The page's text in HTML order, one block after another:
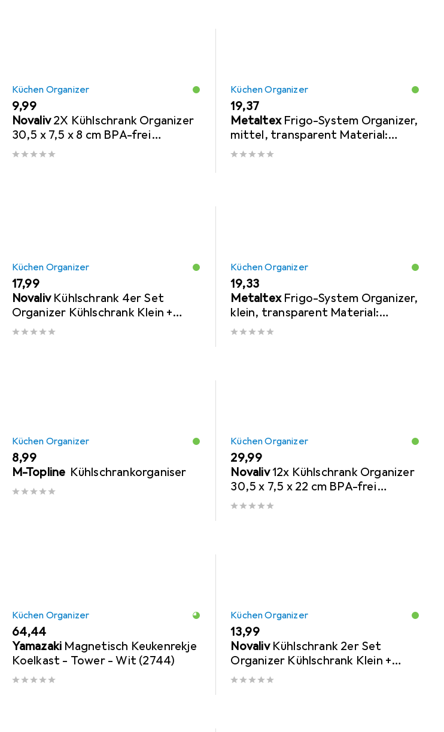
Küchen Organizer
EUR
9,99
Novaliv2X Kühlschrank Organizer
30,5 x 7,5 x 8 cm BPA-frei
Küchenordnung Made in Germany
Küchen Organizer
EUR
19,37
Metaltex Frigo-System Organizer,
mittel, transparent Material:
Polystyrene PS, zur Kühlschrank-
Küchen Organizer
EUR
17,99
Novaliv Kühlschrank 4er Set
Organizer Kühlschrank Klein +
Mittel BPA-frei Küchenordnung
Küchen Organizer
EUR
19,33
Metaltex Frigo-System Organizer,
klein, transparent Material:
Polystyrene PS, zur Kühlschrank-
Küchen Organizer
EUR
8,99
M-Topline Kühlschrankorganiser
Küchen Organizer
EUR
29,99
Novaliv 12x Kühlschrank Organizer
30,5 x 7,5 x 22 cm BPA-frei
Küchenordnung Made in Germany
Küchen Organizer
EUR
64,44
Yamazaki Magnetisch Keukenrekje
Koelkast - Tower - Wit (2744)
Küchen Organizer
EUR
13,99
Novaliv Kühlschrank 2er Set
Organizer Kühlschrank Klein +
Gross BPA-frei Küchenordnung